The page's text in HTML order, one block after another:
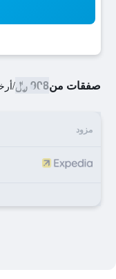
صفقات من908 ﷼ /
مزود